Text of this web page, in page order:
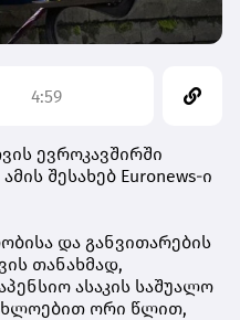
4:59
ევროკავშირში
შესახებ Euronews-ი
და განვითარების
თანახმად,
ასაკის საშუალო
ორი წლით,